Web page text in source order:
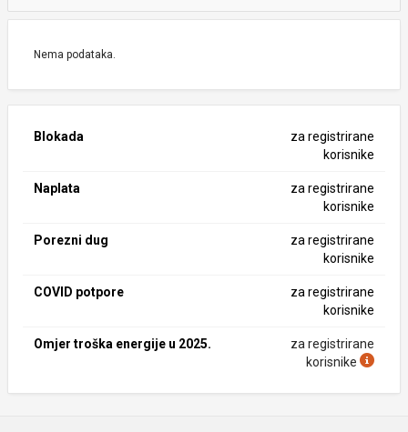
Nema podataka.
Blokada
za registrirane
korisnike
Naplata
za registrirane
korisnike
Porezni dug
za registrirane
korisnike
COVID potpore
za registrirane
korisnike
Omjer troška energije u 2025.
za registrirane
korisnike